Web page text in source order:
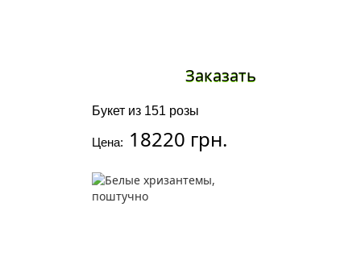
Букет из 151 розы
Цена: 18220 грн.
Заказать